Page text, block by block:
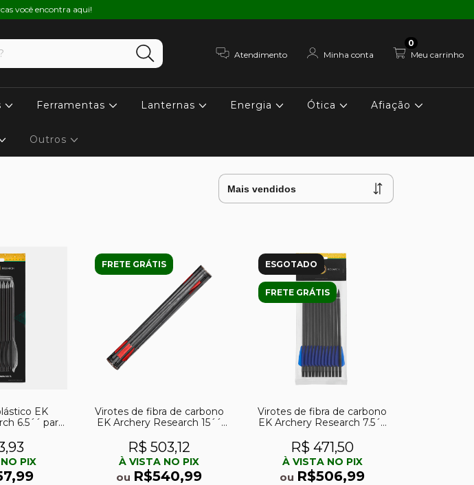
você encontra aqui!
Atendimento Minha conta Meu carrinho
0
Ferramentas Lanternas Energia Ótica Afiação
Outros
EK
6.5´´ para
PIX
FRETE GRÁTIS
Virotes de fibra de carbono
EK Archery Research 15´´
R (pacote c/ 10)
R$ 503,12
À VISTA NO PIX
ou R$540,99
ESGOTADO
FRETE GRÁTIS
Virotes de fibra de carbono
EK Archery Research 7.5´´
Adder (pacote c/ 12)
R$ 471,50
À VISTA NO PIX
ou R$506,99